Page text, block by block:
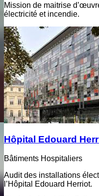
Mission de maitrise
électricité et incendie.
Hôpital Edouard
Bâtiments Hospitaliers
Audit des installations
l’Hôpital Edouard Herriot.